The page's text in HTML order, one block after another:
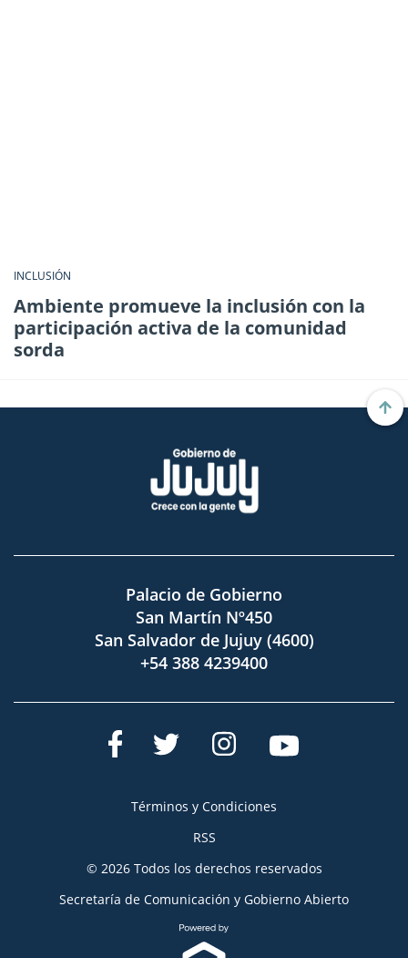
INCLUSIÓN
Ambiente promueve la inclusión con la
participación activa de la comunidad
sorda
Palacio de Gobierno
San Martín Nº450
San Salvador de Jujuy (4600)
+54 388 4239400
Términos y Condiciones
RSS
© 2026 Todos los derechos reservados
Secretaría de Comunicación y Gobierno Abierto